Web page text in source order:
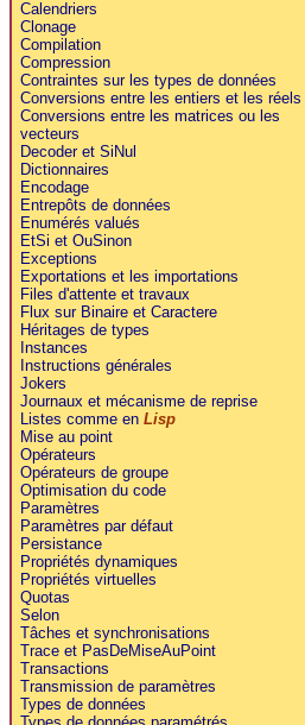
Calendriers
Clonage
Compilation
Compression
Contraintes sur les types de données
Conversions entre les entiers et les réels
Conversions entre les matrices ou les
vecteurs
Decoder et SiNul
Dictionnaires
Encodage
Entrepôts de données
Enumérés valués
EtSi et OuSinon
Exceptions
Exportations et les importations
Files d'attente et travaux
Flux sur Binaire et Caractere
Héritages de types
Instances
Instructions générales
Jokers
Journaux et mécanisme de reprise
Listes comme en Lisp
Mise au point
Opérateurs
Opérateurs de groupe
Optimisation du code
Paramètres
Paramètres par défaut
Persistance
Propriétés dynamiques
Propriétés virtuelles
Quotas
Selon
Tâches et synchronisations
Trace et PasDeMiseAuPoint
Transactions
Transmission de paramètres
Types de données